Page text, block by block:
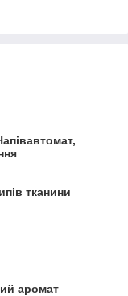
тканини
аромат